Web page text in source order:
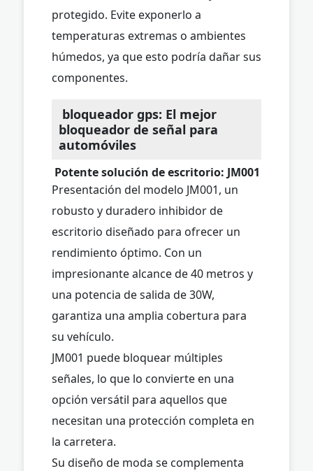
protegido. Evite exponerlo a
temperaturas extremas o ambientes
húmedos, ya que esto podría dañar sus
componentes.
bloqueador gps: El mejor
bloqueador de señal para
automóviles
Potente solución de escritorio: JM001
Presentación del modelo JM001, un
robusto y duradero inhibidor de
escritorio diseñado para ofrecer un
rendimiento óptimo. Con un
impresionante alcance de 40 metros y
una potencia de salida de 30W,
garantiza una amplia cobertura para
su vehículo.
JM001 puede bloquear múltiples
señales, lo que lo convierte en una
opción versátil para aquellos que
necesitan una protección completa en
la carretera.
Su diseño de moda se complementa